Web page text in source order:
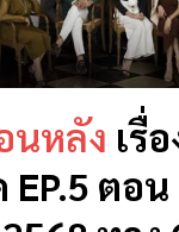
นหลัง เรื่
EP.5 ตอ